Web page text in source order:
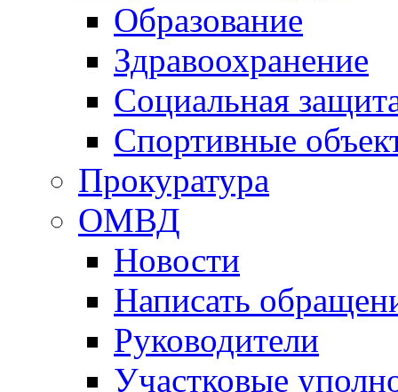
Образование
Здравоохранение
Социальная
Спортивные
Прокуратура
ОМВД
Новости
Написать
Руководители
Участковые